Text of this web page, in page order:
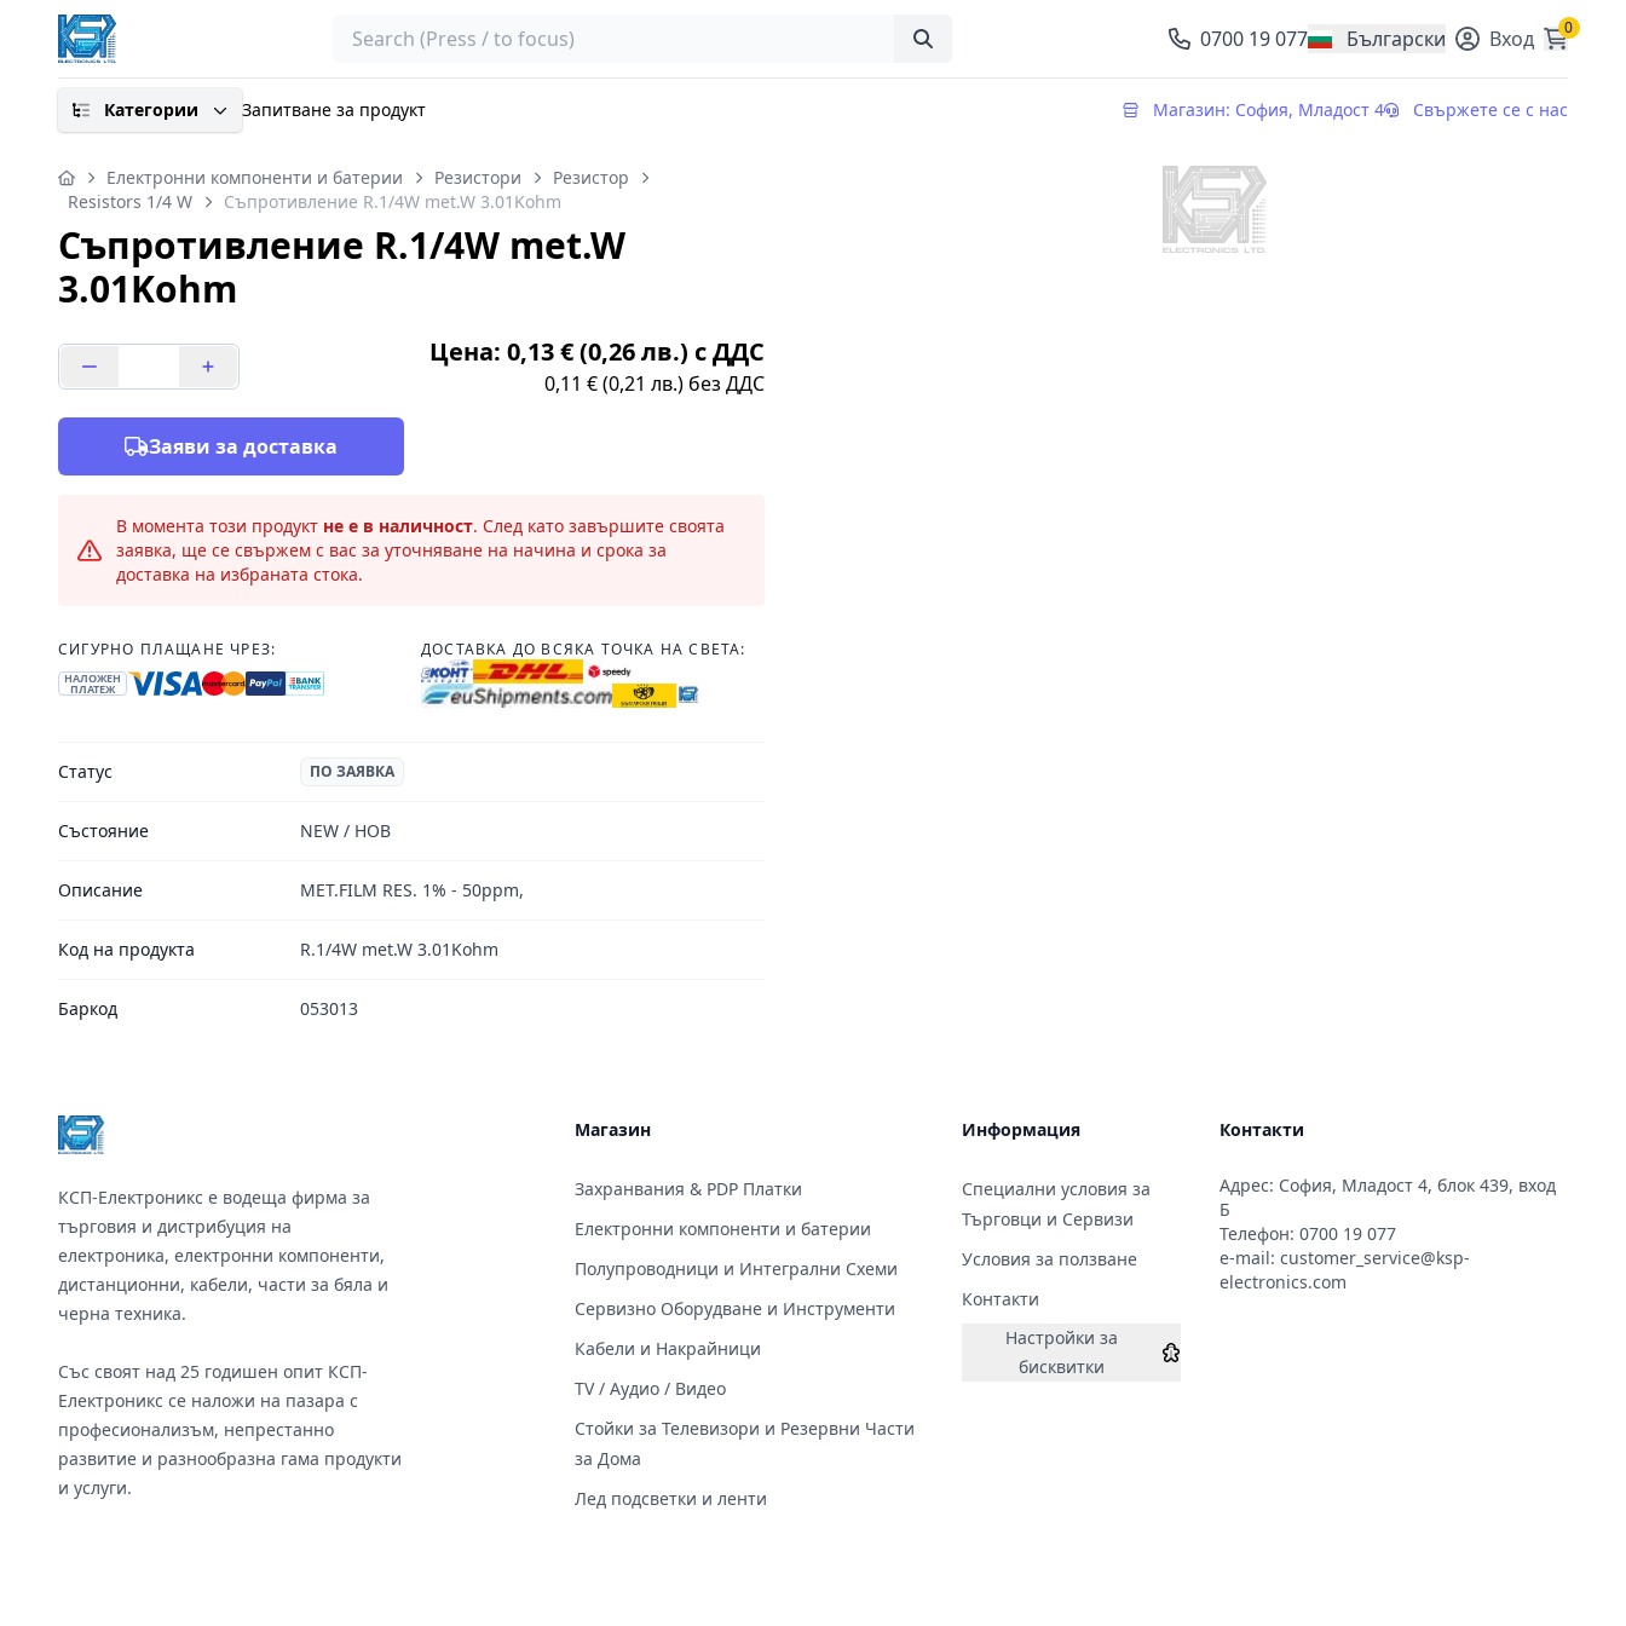
Search 0700 19 077 Български
, change currency Вход 0
Категории Запитване за продукт Магазин: София, Младост 4 Свържете се с нас
Електронни компоненти и батерии Резистори
Резистор
Resistors 1/4 W
Съпротивление R.1/4W met.W 3.01Kohm
Съпротивление R.1/4W met.W
3.01Kohm
Цена: 0,13 € (0,26 лв.) с ДДС
0,11 € (0,21 лв.) без ДДС
Заяви за доставка
В момента този продукт не е в наличност. След като завършите своята
заявка, ще се свържем с вас за уточняване на начина и срока за
доставка на избраната стока.
СИГУРНО ПЛАЩАНЕ ЧРЕЗ:
НАЛОЖЕН
ПЛАТЕЖ
ДОСТАВКА ДО ВСЯКА ТОЧКА НА СВЕТА:
Статус ПО ЗАЯВКА
Състояние NEW / НОВ
Описание MET.FILM RES. 1% - 50ppm,
Код на продукта R.1/4W met.W 3.01Kohm
Баркод 053013
КСП-Електроникс е водеща фирма за
търговия и дистрибуция на
електроника, електронни компоненти,
дистанционни, кабели, части за бяла и
черна техника.
Със своят над 25 годишен опит КСП-
Електроникс се наложи на пазара с
професионализъм, непрестанно
развитие и разнообразна гама продукти
и услуги.
Магазин
Захранвания & PDP Платки
Електронни компоненти и батерии
Полупроводници и Интегрални Схеми
Сервизно Оборудване и Инструменти
Кабели и Накрайници
TV / Аудио / Видео
Стойки за Телевизори и Резервни Части
за Дома
Лед подсветки и ленти
Информация
Специални условия за
Търговци и Сервизи
Условия за ползване
Контакти
Настройки за
бисквитки
Контакти
Адрес: София, Младост 4, блок 439, вход
Б
Телефон: 0700 19 077
e-mail: customer_service@ksp-
electronics.com